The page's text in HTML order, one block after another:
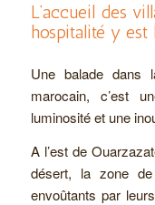
L’accueil des
hospitalité y est
Une balade dans
marocain, c’est
luminosité et une
A l’est de
désert, la zone
envoûtants par